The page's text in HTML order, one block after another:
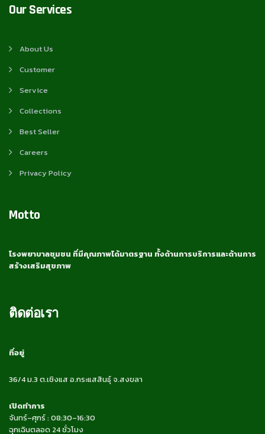
Our Services
About Us
Customer
Service
Collections
Best Seller
Careers
Privacy Policy
Motto
โรงพยาบาลชุมชน ที่มีคุณภาพได้มาตรฐาน ทั้งด้านการบริการและด้านการ
สร้างเสริมสุขภาพ
ติดต่อเรา
ที่อยู่
36/4 ม.3 ต.เชิงแส อ.กระแสสินธุ์ จ.สงขลา
เปิดทำการ
จันทร์–ศุกร์ : 08:30–16:30
ฉุกเฉินตลอด 24 ชั่วโมง